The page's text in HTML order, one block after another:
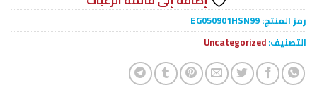
رمز المنتج:EG050901HSN99
التصنيف:Uncategorized